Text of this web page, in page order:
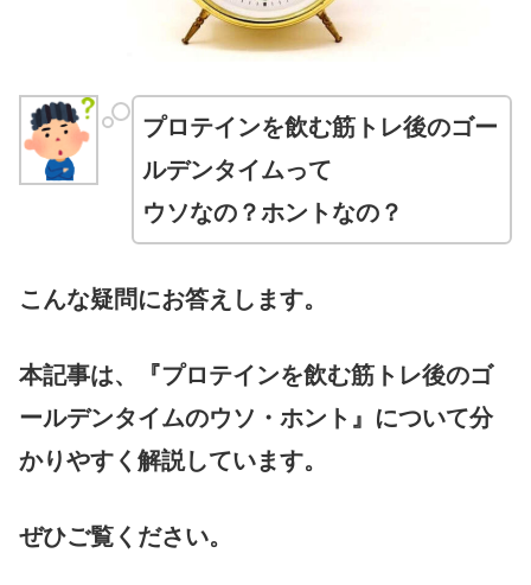
プロテインを飲む筋トレ後のゴー
ルデンタイムって
ウソなの？ホントなの？
こんな疑問にお答えします。
本記事は、『プロテインを飲む筋トレ後のゴ
ールデンタイムのウソ・ホント』について分
かりやすく解説しています。
ぜひご覧ください。